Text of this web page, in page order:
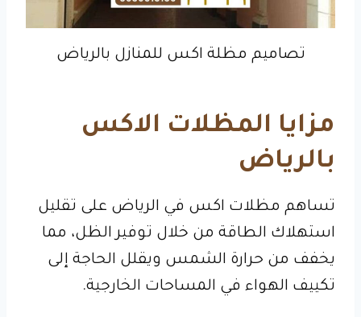
تصاميم مظلة اكس للمنازل بالرياض
مزايا المظلات الاكس
بالرياض
تساهم مظلات اكس في الرياض على تقليل
استهلاك الطاقة من خلال توفير الظل، مما
يخفف من حرارة الشمس ويقلل الحاجة إلى
تكييف الهواء في المساحات الخارجية.